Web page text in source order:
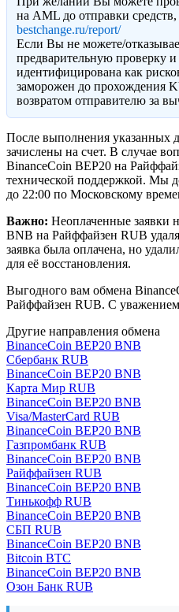
на AML до отправки
bestchange.ru/report/
Eсли Вы не можете/
предварительную проверку
идентифицирована как
заморожен до прохождения
возвратом отправителю за
После выполнения указанных
зачислены на счет. В случае
BinanceCoin BEP20 на
технической поддержкой. Мы
до 22:00 по Московскому
Важно: Неоплаченные заявки
BNB на Райффайзен RUB
заявка была оплачена, но
для её восстановления.
Выгодного вам обмена
Райффайзен RUB. С
Другие направления обмена
BinanceCoin BEP20 BNB
Сбербанк RUB
BinanceCoin BEP20 BNB
Карта Мир RUB
BinanceCoin BEP20 BNB
Visa/MasterCard RUB
BinanceCoin BEP20 BNB
Газпромбанк RUB
BinanceCoin BEP20 BNB
Райффайзен RUB
BinanceCoin BEP20 BNB
Тинькофф RUB
BinanceCoin BEP20 BNB
СБП RUB
BinanceCoin BEP20 BNB
Bitcoin BTC
BinanceCoin BEP20 BNB
Озон Банк RUB